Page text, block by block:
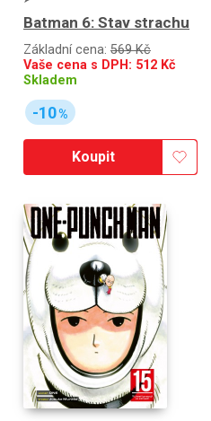
Batman 6: Stav strachu
Základní cena: 569 Kč
Vaše cena s DPH: 512 Kč
Skladem
-10%
Koupit